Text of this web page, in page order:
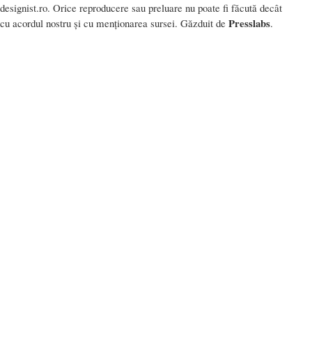
designist.ro. Orice reproducere sau preluare nu poate fi făcută decât
cu acordul nostru și cu menționarea sursei. Găzduit de Presslabs.